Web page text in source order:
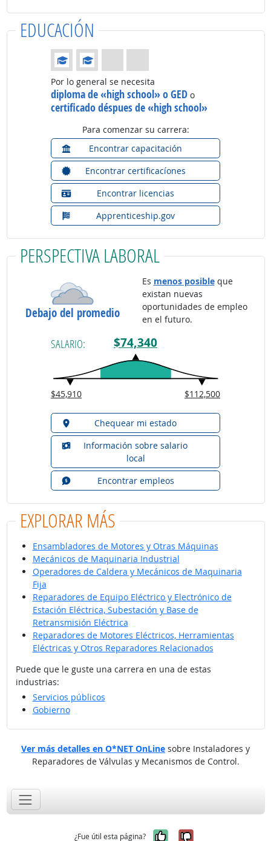
EDUCACIÓN
Educación: (Calificación 2 de 4)
Por lo general se necesita
diploma de «high school» o GED o
certificado déspues de «high school»
Para comenzar su carrera:
Encontrar capacitación
Encontrar certificacíones
Encontrar licencias
Apprenticeship.gov
PERSPECTIVA LABORAL
Debajo del promedio
Es menos posibleque
existan nuevas
oportunidades de empleo
en el futuro.
SALARIO: $74,340
$45,910 $112,500
Chequear mi estado
Información sobre salario
local
Encontrar empleos
EXPLORAR MÁS
Ensambladores de Motores y Otras Máquinas
Mecánicos de Maquinaria Industrial
Operadores de Caldera y Mecánicos de Maquinaria
Fija
Reparadores de Equipo Eléctrico y Electrónico de
Estación Eléctrica, Subestación y Base de
Retransmisión Eléctrica
Reparadores de Motores Eléctricos, Herramientas
Eléctricas y Otros Reparadores Relacionados
Puede que le guste una carrera en una de estas
industrias:
Servicios públicos
Gobierno
Ver más detalles en O*NET OnLine sobre Instaladores y
Reparadores de Válvulas y Mecanismos de Control.
¿Fue útil esta página? Sí, fue útil
No, no fue